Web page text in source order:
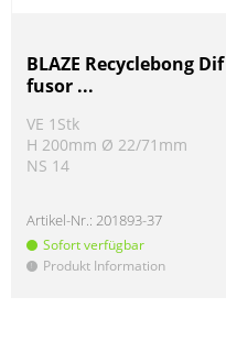
BLAZE Recyclebong Dif
fusor ...
VE 1Stk
H 200mm Ø 22/71mm
NS 14
Artikel-Nr.:201893-37
Sofort verfügbar
! Produkt Information